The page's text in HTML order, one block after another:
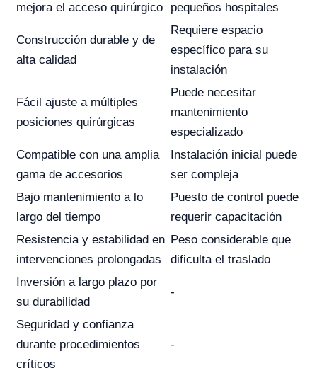
mejora el acceso quirúrgico
pequeños hospitales
Construcción durable y de
alta calidad
Requiere espacio
específico para su
instalación
Fácil ajuste a múltiples
posiciones quirúrgicas
Puede necesitar
mantenimiento
especializado
Compatible con una amplia
gama de accesorios
Instalación inicial puede
ser compleja
Bajo mantenimiento a lo
largo del tiempo
Puesto de control puede
requerir capacitación
Resistencia y estabilidad en
intervenciones prolongadas
Peso considerable que
dificulta el traslado
Inversión a largo plazo por
su durabilidad
-
Seguridad y confianza
durante procedimientos
críticos
-